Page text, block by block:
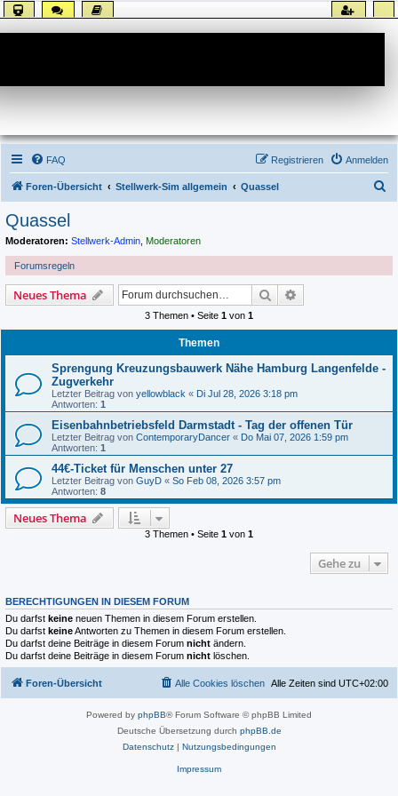
FAQ Anmelden
Registrieren
Foren-Übersicht Stellwerk-Sim allgemein Quassel
Quassel
Moderatoren: Stellwerk-Admin Moderatoren
Forumsregeln
Neues Thema Suche
3 Themen • Seite 1 von 1
Themen
Sprengung Kreuzungsbauwerk Nähe Hamburg Langenfelde -
Zugverkehr
Letzter Beitrag von yellowblack « Di Jul 28, 2026 3:18 pm
Antworten: 1
Eisenbahnbetriebsfeld Darmstadt - Tag der offenen Tür
Letzter Beitrag von ContemporaryDancer « Do Mai 07, 2026 1:59 pm
Antworten: 1
44€-Ticket für Menschen unter 27
Letzter Beitrag von GuyD « So Feb 08, 2026 3:57 pm
Antworten: 8
Neues Thema
3 Themen • Seite 1 von 1
Gehe zu
BERECHTIGUNGEN IN DIESEM FORUM
Du darfst keine neuen Themen in diesem Forum erstellen.
Du darfst keineAntworten zu Themen in diesem Forum erstellen.
Du darfst deine Beiträge in diesem Forum nicht ändern.
Du darfst deine Beiträge in diesem Forum nicht löschen.
Foren-Übersicht Alle Zeiten sind UTC+02:00
Alle Cookies löschen
Powered by phpBB® Forum Software © phpBB Limited
Deutsche Übersetzung durch phpBB.de
Datenschutz| Nutzungsbedingungen
Impressum